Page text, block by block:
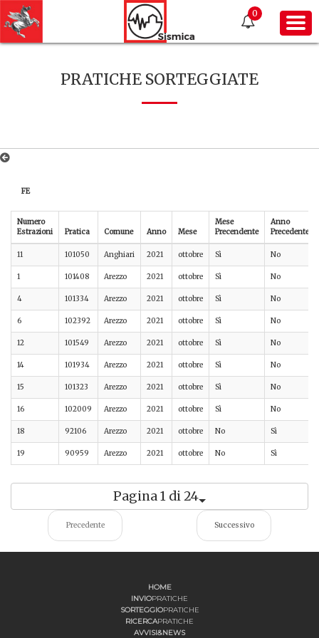
0
PRATICHE SORTEGGIATE
FE
Numero
Estrazioni
Pratica Comune Anno Mese
Mese
Precendente
Anno
Precedente
11 101050 Anghiari 2021 ottobre Sì No
1 101408 Arezzo 2021 ottobre Sì No
4 101334 Arezzo 2021 ottobre Sì No
6 102392 Arezzo 2021 ottobre Sì No
12 101549 Arezzo 2021 ottobre Sì No
14 101934 Arezzo 2021 ottobre Sì No
15 101323 Arezzo 2021 ottobre Sì No
16 102009 Arezzo 2021 ottobre Sì No
18 92106 Arezzo 2021 ottobre No Sì
19 90959 Arezzo 2021 ottobre No Sì
Pagina 1 di 24
Precedente Successivo
HOME
INVIOPRATICHE
SORTEGGIOPRATICHE
RICERCAPRATICHE
AVVISI&NEWS